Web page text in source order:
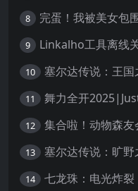
8 完蛋！我被美女包
9 Linkalho工具离线
10
11 舞力全开
12
13
14